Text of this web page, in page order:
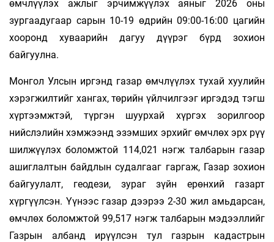
өмчлүүлэх ажлыг эрчимжүүлэх аяныг 2026 оны
зургаадугаар сарын 10-19 өдрийн 09:00-16:00 цагийн
хооронд хуваарийн дагуу дүүрэг бүрд зохион
байгуулна.
Монгол Улсын иргэнд газар өмчлүүлэх тухай хуулийн
хэрэгжилтийг хангах, төрийн үйлчилгээг иргэдэд тэгш
хүртээмжтэй, түргэн шуурхай хүргэх зорилгоор
нийслэлийн хэмжээнд эзэмших эрхийг өмчлөх эрх рүү
шилжүүлэх боломжтой 114,021 нэгж талбарын газар
ашиглалтын байдлын судалгааг гаргаж, Газар зохион
байгуулалт, геодези, зураг зүйн ерөнхий газарт
хүргүүлсэн. Үүнээс газар дээрээ 2-30 жил амьдарсан,
өмчлөх боломжтой 99,517 нэгж талбарын мэдээллийг
Газрын албанд ирүүлсэн тул газрын кадастрын